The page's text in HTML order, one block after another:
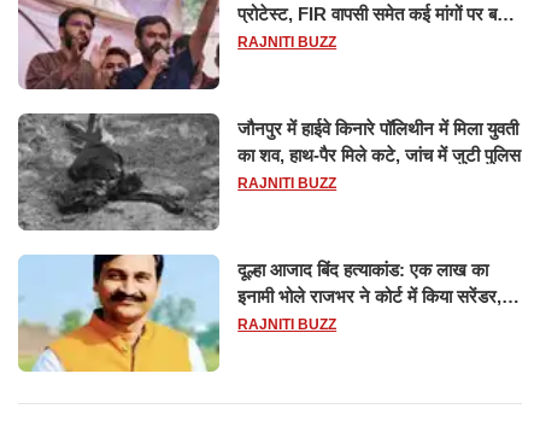
प्रोटेस्ट, FIR वापसी समेत कई मांगों पर बनी
सहमति
RAJNITI BUZZ
जौनपुर में हाईवे किनारे पॉलिथीन में मिला युवती
का शव, हाथ-पैर मिले कटे, जांच में जुटी पुलिस
RAJNITI BUZZ
दूल्हा आजाद बिंद हत्याकांड: एक लाख का
इनामी भोले राजभर ने कोर्ट में किया सरेंडर,
14 दिन के लिए भेजा गया जेल
RAJNITI BUZZ